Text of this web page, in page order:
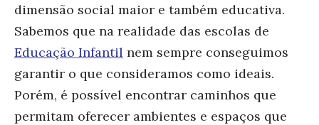
dimensão social maior e também educativa.
Sabemos que na realidade das escolas de
Educação Infantil nem sempre conseguimos
garantir o que consideramos como ideais.
Porém, é possível encontrar caminhos que
permitam oferecer ambientes e espaços que